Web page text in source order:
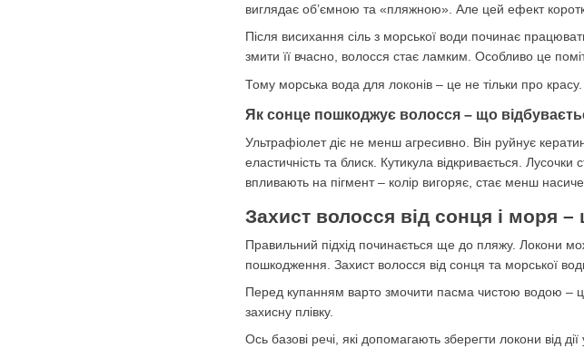
виглядає об’ємною та «пляжною». Але цей ефект
Після висихання сіль з морської води починає
змити її вчасно, волосся стає ламким. Особливо це
Тому морська вода для локонів – це не тільки про
Як сонце пошкоджує волосся – що
Ультрафіолет діє не менш агресивно. Він руйнує
еластичність та блиск. Кутикула відкривається.
впливають на пігмент – колір вигоряє, стає менш
Захист волосся від сонця і моря
Правильний підхід починається ще до пляжу. Локони
пошкодження. Захист волосся від сонця та морської
Перед купанням варто змочити пасма чистою водою –
захисну плівку.
Ось базові речі, які допомагають зберегти локони від